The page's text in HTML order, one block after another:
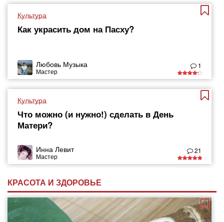
Культура
Как украсить дом на Пасху?
Любовь Музыка
Мастер
1
Культура
Что можно (и нужно!) сделать в День
Матери?
Инна Левит
Мастер
21
КРАСОТА И ЗДОРОВЬЕ